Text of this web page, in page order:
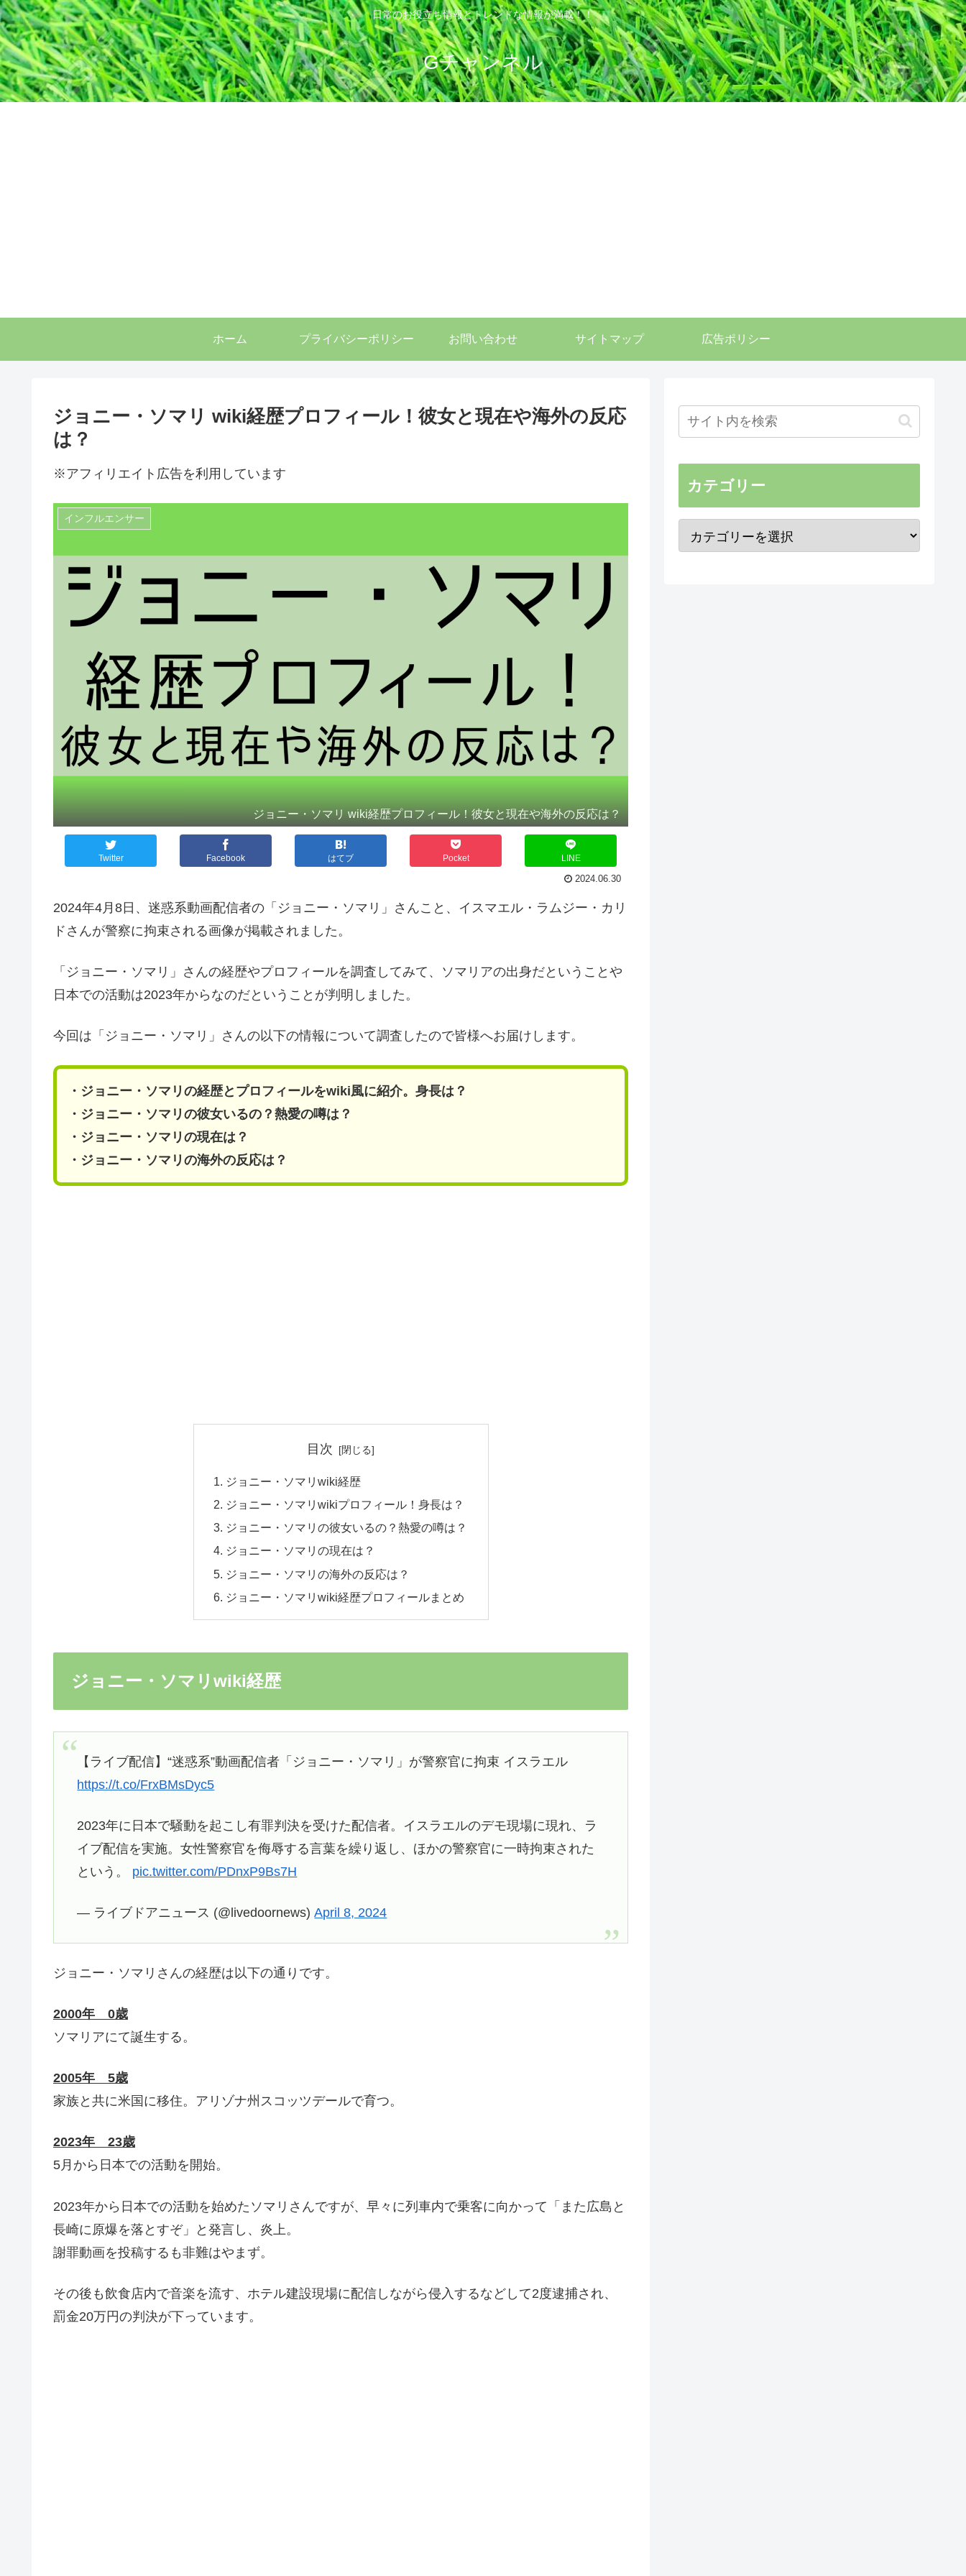
日常のお役立ち情報とトレンドな情報が満載！！
Gチャンネル
ホーム プライバシーポリシー お問い合わせ サイトマップ 広告ポリシー
ジョニー・ソマリ wiki経歴プロフィール！彼女と現在や海外の反応
は？
※アフィリエイト広告を利用しています
インフルエンサー
ジョニー・ソマリ wiki経歴プロフィール！彼女と現在や海外の反応は？
Twitter Facebook はてブ Pocket LINE
2024.06.30
2024年4月8日、迷惑系動画配信者の「ジョニー・ソマリ」さんこと、イスマエル・ラムジー・カリ
ドさんが警察に拘束される画像が掲載されました。
「ジョニー・ソマリ」さんの経歴やプロフィールを調査してみて、ソマリアの出身だということや
日本での活動は2023年からなのだということが判明しました。
今回は「ジョニー・ソマリ」さんの以下の情報について調査したので皆様へお届けします。
・ジョニー・ソマリの経歴とプロフィールをwiki風に紹介。身長は？
・ジョニー・ソマリの彼女いるの？熱愛の噂は？
・ジョニー・ソマリの現在は？
・ジョニー・ソマリの海外の反応は？
目次
ジョニー・ソマリwiki経歴
ジョニー・ソマリwikiプロフィール！身長は？
ジョニー・ソマリの彼女いるの？熱愛の噂は？
ジョニー・ソマリの現在は？
ジョニー・ソマリの海外の反応は？
ジョニー・ソマリwiki経歴プロフィールまとめ
ジョニー・ソマリwiki経歴
【ライブ配信】“迷惑系”動画配信者「ジョニー・ソマリ」が警察官に拘束 イスラエル
https://t.co/FrxBMsDyc5
2023年に日本で騒動を起こし有罪判決を受けた配信者。イスラエルのデモ現場に現れ、ラ
イブ配信を実施。女性警察官を侮辱する言葉を繰り返し、ほかの警察官に一時拘束された
という。 pic.twitter.com/PDnxP9Bs7H
— ライブドアニュース (@livedoornews)April 8, 2024
ジョニー・ソマリさんの経歴は以下の通りです。
2000年 0歳
ソマリアにて誕生する。
2005年 5歳
家族と共に米国に移住。アリゾナ州スコッツデールで育つ。
2023年 23歳
5月から日本での活動を開始。
2023年から日本での活動を始めたソマリさんですが、早々に列車内で乗客に向かって「また広島と
長崎に原爆を落とすぞ」と発言し、炎上。
謝罪動画を投稿するも非難はやまず。
その後も飲食店内で音楽を流す、ホテル建設現場に配信しながら侵入するなどして2度逮捕され、
罰金20万円の判決が下っています。
カテゴリー